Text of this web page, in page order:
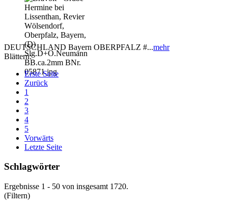
DEUTSCHLAND Bayern OBERPFALZ #...mehr
Blättern:
Erste Seite
Zurück
1
2
3
4
5
Vorwärts
Letzte Seite
Schlagwörter
Ergebnisse 1 - 50 von insgesamt 1720.
(Filtern)